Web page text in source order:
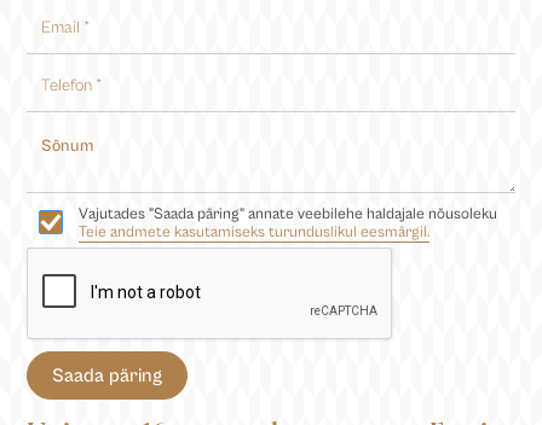
Vajutades "Saada päring" annate veebilehe haldajale nõusoleku
Teie andmete kasutamiseks turunduslikul eesmärgil.